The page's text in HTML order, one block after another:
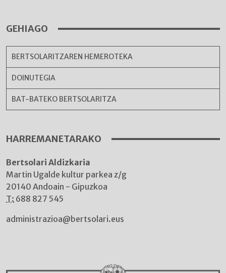
GEHIAGO
BERTSOLARITZAREN HEMEROTEKA
DOINUTEGIA
BAT-BATEKO BERTSOLARITZA
HARREMANETARAKO
Bertsolari Aldizkaria
Martin Ugalde kultur parkea z/g
20140 Andoain - Gipuzkoa
T: 688 827 545
administrazioa@bertsolari.eus